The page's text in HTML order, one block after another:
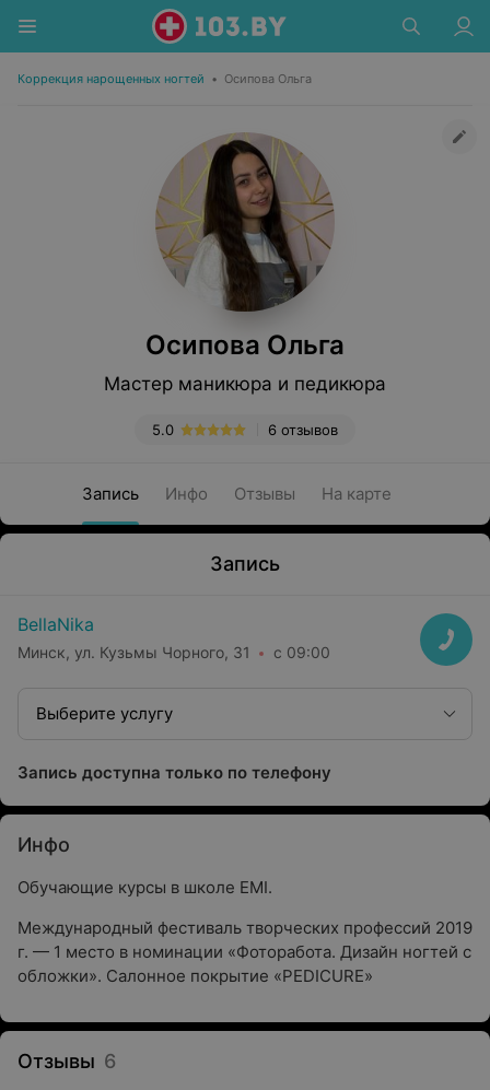
Коррекция нарощенных ногтей • Осипова Ольга
Осипова Ольга
Мастер маникюра и педикюра
6 отзывов
5.0
Запись Инфо Отзывы На карте
Запись
BellaNika
Минск, ул. Кузьмы Чорного, 31 с 09:00
Выберите услугу
Запись доступна только по телефону
Инфо
Обучающие курсы в школе EMI.
Международный фестиваль творческих профессий 2019
г. — 1 место в номинации «Фоторабота. Дизайн ногтей с
обложки». Салонное покрытие «PEDICURE»
Отзывы 6